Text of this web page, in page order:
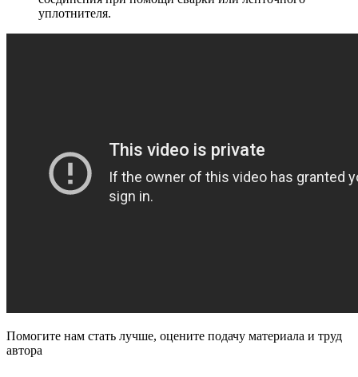
уплотнителя.
Помогите нам стать лучше, оцените подачу материала и труд
автора